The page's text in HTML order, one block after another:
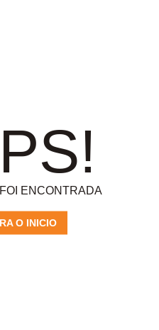
ENCONTRADA
O INICIO